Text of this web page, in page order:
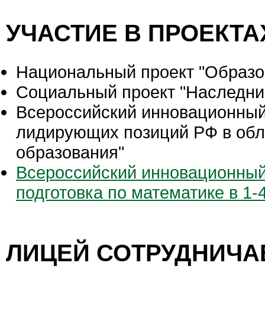
УЧАСТИЕ В
Национальный проект
Социальный проект
Всероссийский
лидирующих позиций РФ в
образования"
Всероссийский
подготовка по математике в
ЛИЦЕЙ